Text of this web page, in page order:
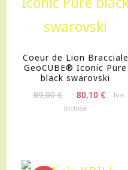
Coeur de Lion Bracciale
GeoCUBE® Iconic Pure
black swarovski
89,00€
prezzo
80,10€
IlIva
Inclusa